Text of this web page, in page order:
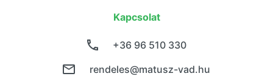
Kapcsolat
+36 96 510 330
rendeles@matusz-vad.hu